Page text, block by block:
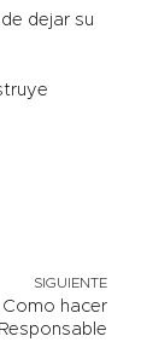
dejar su
SIGUIENTE
hacer